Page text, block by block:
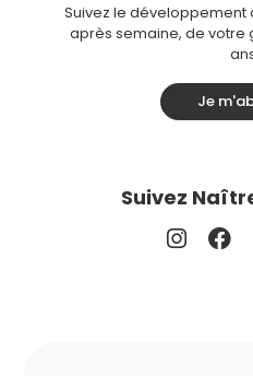
Suivez le
après semaine, de votre
Je
Suivez